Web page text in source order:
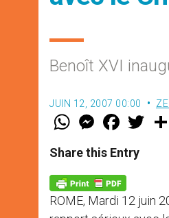
Benoît XVI
JUIN 12, 2007 00:00
W
t
s
p
p
M
e
s
e
g
e
r
F
a
e
b
k
w
Share this Entry
ROME, Mardi 12 juin